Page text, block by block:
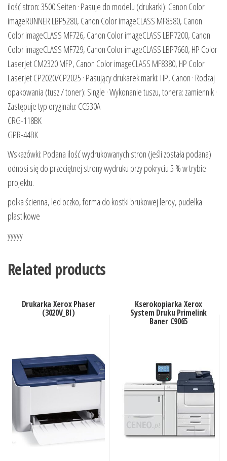
ilość stron: 3500 Seiten · Pasuje do modelu (drukarki): Canon Color
imageRUNNER LBP5280, Canon Color imageCLASS MF8580, Canon
Color imageCLASS MF726, Canon Color imageCLASS LBP7200, Canon
Color imageCLASS MF729, Canon Color imageCLASS LBP7660, HP Color
LaserJet CM2320 MFP, Canon Color imageCLASS MF8380, HP Color
LaserJet CP2020/CP2025 · Pasujący drukarek marki: HP, Canon · Rodzaj
opakowania (tusz / toner): Single · Wykonanie tuszu, tonera: zamiennik ·
Zastępuje typ oryginału: CC530A
CRG-118BK
GPR-44BK
Wskazówki: Podana ilość wydrukowanych stron (jeśli została podana)
odnosi się do przeciętnej strony wydruku przy pokryciu 5 % w trybie
projektu.
polka ścienna, led oczko, forma do kostki brukowej leroy, pudelka
plastikowe
yyyyy
Related products
Drukarka Xerox Phaser
(3020V_BI)
Kserokopiarka Xerox
System Druku Primelink
Baner C9065